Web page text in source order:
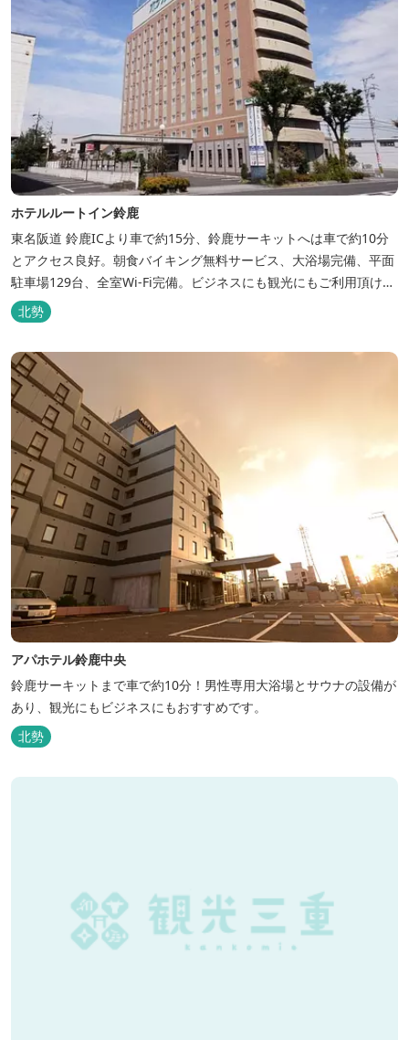
ホテルルートイン鈴鹿
東名阪道 鈴鹿ICより車で約15分、鈴鹿サーキットへは車で約10分
とアクセス良好。朝食バイキング無料サービス、大浴場完備、平面
駐車場129台、全室Wi-Fi完備。ビジネスにも観光にもご利用頂ける
快適なホテルライフをご提供します。
北勢
アパホテル鈴鹿中央
鈴鹿サーキットまで車で約10分！男性専用大浴場とサウナの設備が
あり、観光にもビジネスにもおすすめです。
北勢